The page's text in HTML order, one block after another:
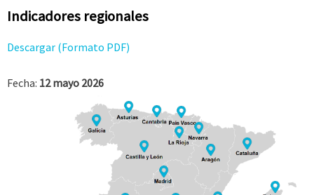
Indicadores regionales
Descargar (Formato PDF)
Fecha: 12 mayo 2026